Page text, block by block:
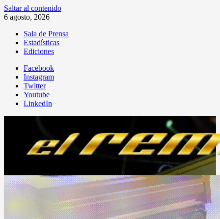
Saltar al contenido
6 agosto, 2026
Sala de Prensa
Estadísticas
Ediciones
Facebook
Instagram
Twitter
Youtube
LinkedIn